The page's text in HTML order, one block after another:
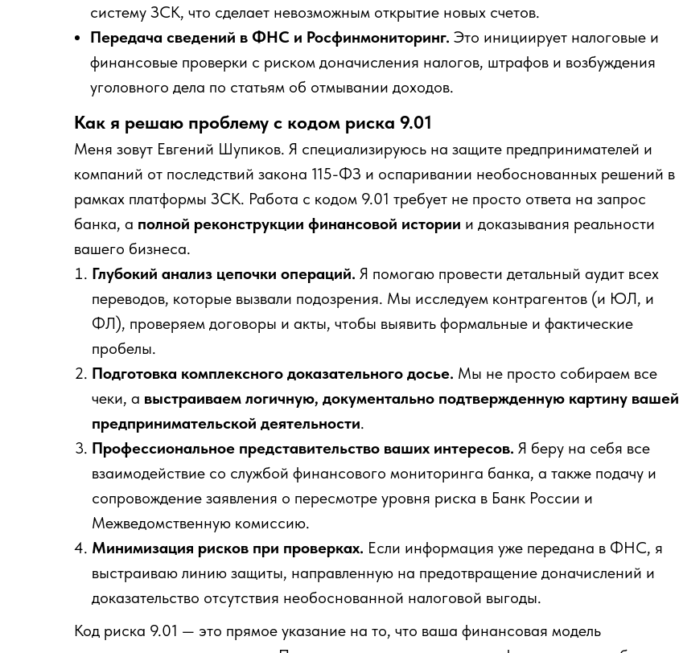
систему ЗСК, что сделает невозможным открытие новых счетов.
Передача сведений в ФНС и Росфинмониторинг. Это инициирует налоговые и
финансовые проверки с риском доначисления налогов, штрафов и возбуждения
уголовного дела по статьям об отмывании доходов.
Как я решаю проблему с кодом риска 9.01
Меня зовут Евгений Шупиков. Я специализируюсь на защите предпринимателей и
компаний от последствий закона 115-ФЗ и оспаривании необоснованных решений в
рамках платформы ЗСК. Работа с кодом 9.01 требует не просто ответа на запрос
банка, а полной реконструкции финансовой истории и доказывания реальности
вашего бизнеса.
Глубокий анализ цепочки операций. Я помогаю провести детальный аудит всех
переводов, которые вызвали подозрения. Мы исследуем контрагентов (и ЮЛ, и
ФЛ), проверяем договоры и акты, чтобы выявить формальные и фактические
пробелы.
Подготовка комплексного доказательного досье. Мы не просто собираем все
чеки, а выстраиваем логичную, документально подтвержденную картину вашей
предпринимательской деятельности.
Профессиональное представительство ваших интересов. Я беру на себя все
взаимодействие со службой финансового мониторинга банка, а также подачу и
сопровождение заявления о пересмотре уровня риска в Банк России и
Межведомственную комиссию.
Минимизация рисков при проверках. Если информация уже передана в ФНС, я
выстраиваю линию защиты, направленную на предотвращение доначислений и
доказательство отсутствия необоснованной налоговой выгоды.
Код риска 9.01 — это прямое указание на то, что ваша финансовая модель
Консультация